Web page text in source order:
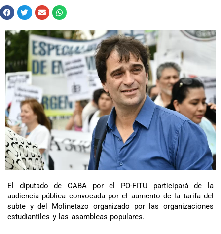
El diputado de CABA por el PO-FITU participará de la
audiencia pública convocada por el aumento de la tarifa del
subte y del Molinetazo organizado por las organizaciones
estudiantiles y las asambleas populares.